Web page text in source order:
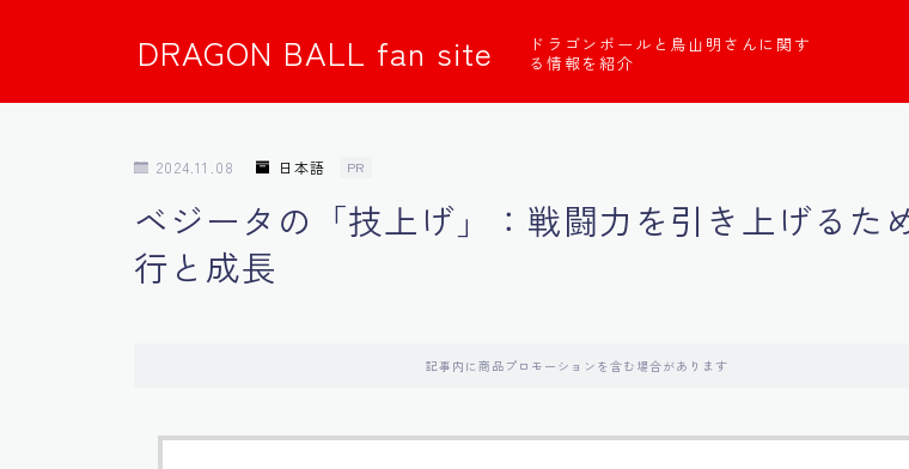
DRAGON BALL fan site
ドラゴンボールと鳥山明さんに関す
る情報を紹介
2024.11.08 日本語 PR
ベジータの「技上げ」：戦闘力を引き上げるた
行と成長
記事内に商品プロモーションを含む場合があります